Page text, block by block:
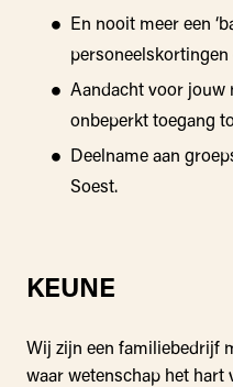
En nooit meer een
personeelskortingen
Aandacht voor jouw
onbeperkt toegang
Deelname aan
Soest.
KEUNE
Wij zijn een familiebedrijf
waar wetenschap het hart